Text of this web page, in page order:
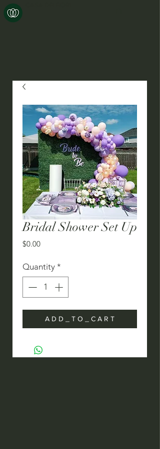
Bridal Shower Set Up
$0.00Price
Quantity *
A D D _ T O _ C A R T